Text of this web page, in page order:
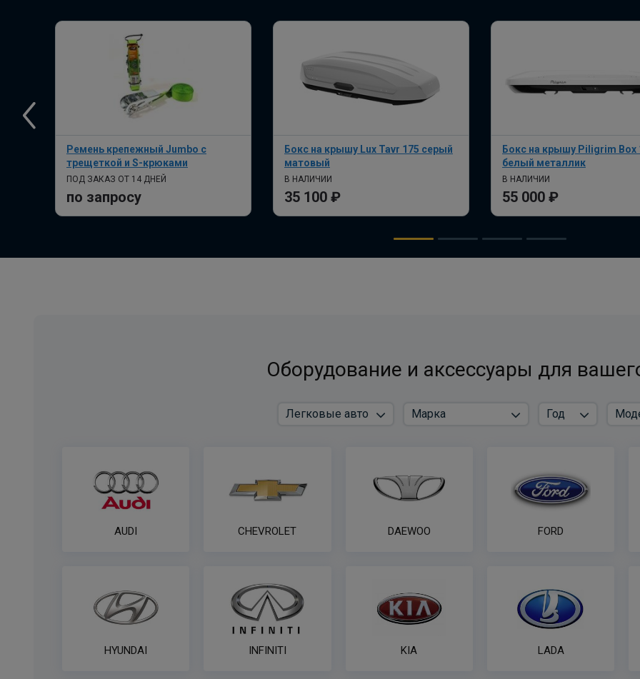
Ремень крепежный Jumbo с
трещеткой и S-крюками
ПОД ЗАКАЗ ОТ 14 ДНЕЙ
по запросу
Бокс на крышу Lux Tavr 175 серый
матовый
В НАЛИЧИИ
35 100 ₽
Бокс на крышу Piligrim Box
белый металлик
В НАЛИЧИИ
55 000 ₽
Оборудование и аксессуары для
AUDI CHEVROLET DAEWOO FORD
HYUNDAI INFINITI KIA LADA